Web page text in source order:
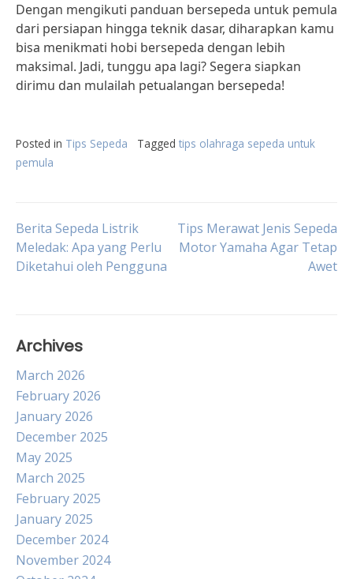
Dengan mengikuti panduan bersepeda untuk pemula
dari persiapan hingga teknik dasar, diharapkan kamu
bisa menikmati hobi bersepeda dengan lebih
maksimal. Jadi, tunggu apa lagi? Segera siapkan
dirimu dan mulailah petualangan bersepeda!
Posted in Tips Sepeda Tagged tips olahraga sepeda untuk
pemula
Post
navigation
Berita Sepeda Listrik
Meledak: Apa yang Perlu
Diketahui oleh Pengguna
Tips Merawat Jenis Sepeda
Motor Yamaha Agar Tetap
Awet
Archives
March 2026
February 2026
January 2026
December 2025
May 2025
March 2025
February 2025
January 2025
December 2024
November 2024